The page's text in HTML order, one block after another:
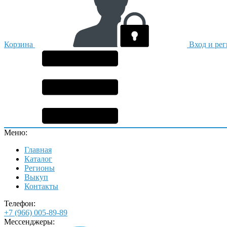
Корзина Вход и
Меню:
Главная
Каталог
Регионы
Выкуп
Контакты
Телефон:
+7 (966) 005-89-89
Мессенджеры: